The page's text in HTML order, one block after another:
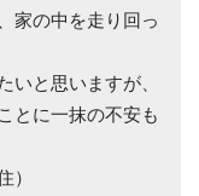
家の中を走り回っ
いと思いますが、
とに一抹の不安も
）